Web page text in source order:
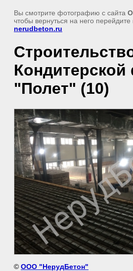
Вы смотрите фотографию с сайта
чтобы вернуться на него перейдите
nerudbeton.ru
"Полет" (10)
© ООО "НерудБетон"